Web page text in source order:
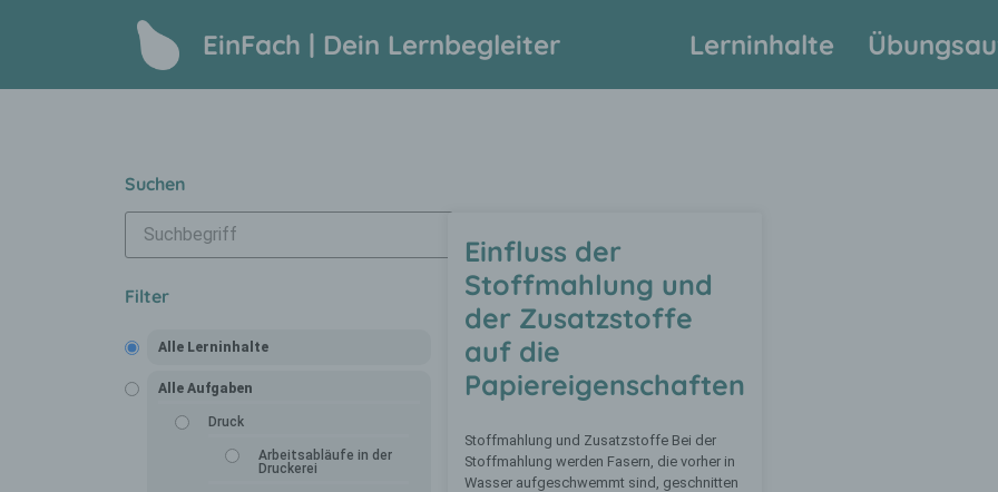
EinFach | Dein Lernbegleiter Lerninhalte
Suchen
Filter
Alle Lerninhalte
Alle Aufgaben
Druck
Arbeitsabläufe in der
Druckerei
Einfluss der
Stoffmahlung und
der Zusatzstoffe
auf die
Papiereigenschaften
Stoffmahlung und Zusatzstoffe Bei der
Stoffmahlung werden Fasern, die vorher in
Wasser aufgeschwemmt sind, geschnitten